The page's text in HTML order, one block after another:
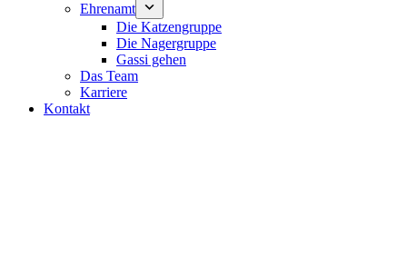
Ehrenamt
Die Katzengruppe
Die Nagergruppe
Gassi gehen
Das Team
Karriere
Kontakt